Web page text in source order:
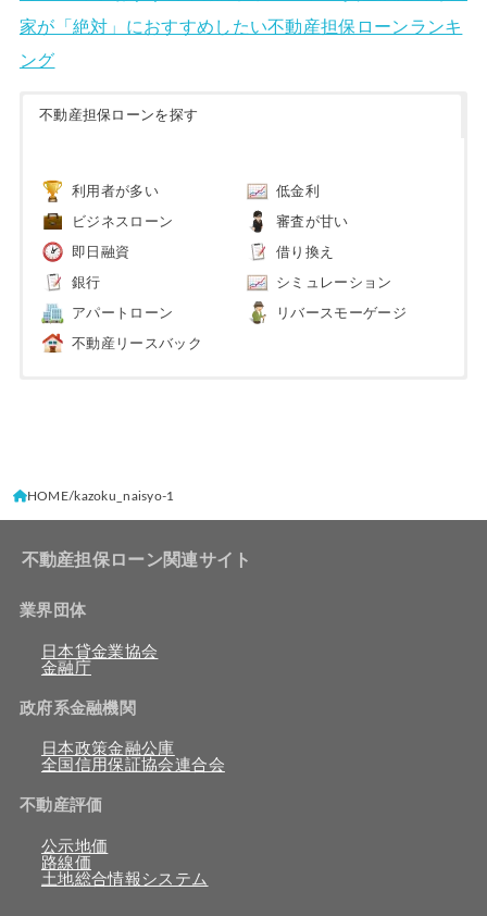
家が「絶対」におすすめしたい不動産担保ローンランキ
ング
不動産担保ローンを探す
利用者が多い 低金利
ビジネスローン 審査が甘い
即日融資 借り換え
銀行 シミュレーション
アパートローン リバースモーゲージ
不動産リースバック
HOME kazoku_naisyo-1
不動産担保ローン関連サイト
業界団体
日本貸金業協会
金融庁
政府系金融機関
日本政策金融公庫
全国信用保証協会連合会
不動産評価
公示地価
路線価
土地総合情報システム